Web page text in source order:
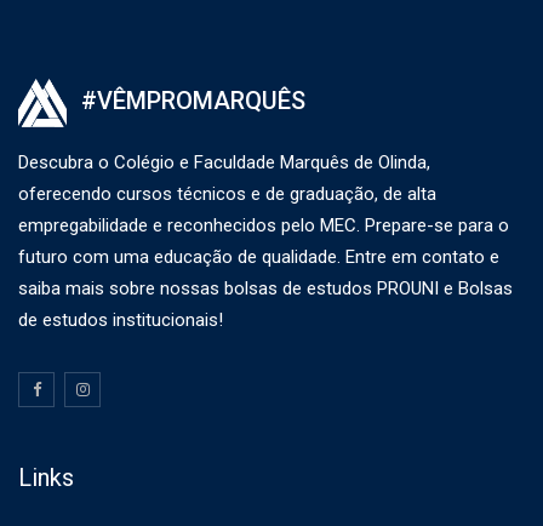
#VÊMPROMARQUÊS
Descubra o Colégio e Faculdade Marquês de Olinda,
oferecendo cursos técnicos e de graduação, de alta
empregabilidade e reconhecidos pelo MEC. Prepare-se para o
futuro com uma educação de qualidade. Entre em contato e
saiba mais sobre nossas bolsas de estudos PROUNI e Bolsas
de estudos institucionais!
Links